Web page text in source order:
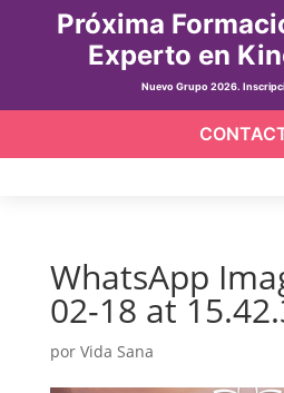
Próxima
Experto en
Nuevo Grupo 2026.
WhatsApp
02-18 at
por Vida Sana